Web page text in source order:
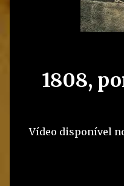
1808,
Vídeo disponível